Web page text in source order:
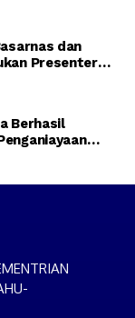
dan
Presenter
Berhasil